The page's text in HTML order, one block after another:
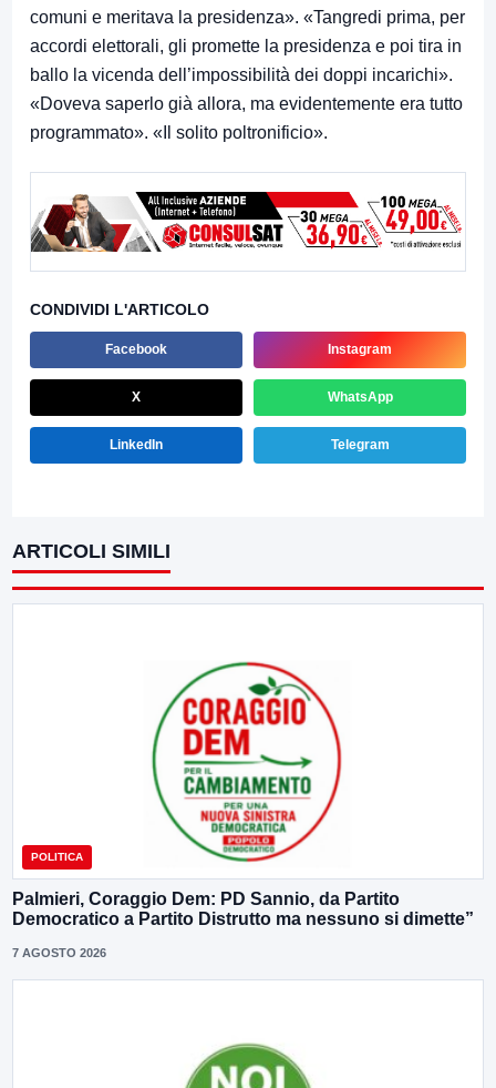
comuni e meritava la presidenza». «Tangredi prima, per
accordi elettorali, gli promette la presidenza e poi tira in
ballo la vicenda dell’impossibilità dei doppi incarichi».
«Doveva saperlo già allora, ma evidentemente era tutto
programmato». «Il solito poltronificio».
CONDIVIDI L'ARTICOLO
Facebook Instagram
X WhatsApp
LinkedIn Telegram
ARTICOLI SIMILI
POLITICA
Palmieri, Coraggio Dem: PD Sannio, da Partito
Democratico a Partito Distrutto ma nessuno si dimette”
7 AGOSTO 2026